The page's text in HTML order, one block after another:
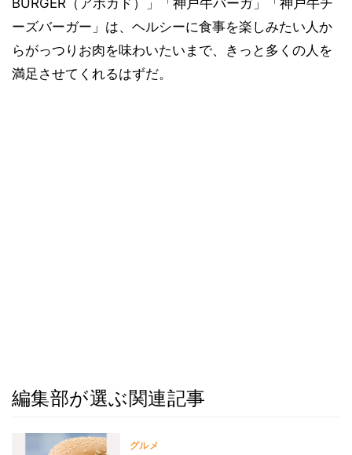
ーズバーガー」は、ヘルシーに食事を楽しみたい人か
らがっつりお肉を味わいたいまで、きっと多くの人を
満足させてくれるはずだ。
編集部が選ぶ関連記事
グルメ